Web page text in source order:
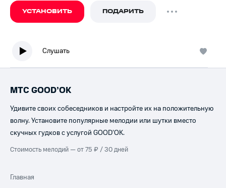
УСТАНОВИТЬ ПОДАРИТЬ
Слушать
МТС GOOD’OK
Удивите своих собеседников и настройте их на положительную
волну. Установите популярные мелодии или шутки вместо
скучных гудков с услугой GOOD’OK.
Стоимость мелодий — от 75 ₽ / 30 дней
Главная